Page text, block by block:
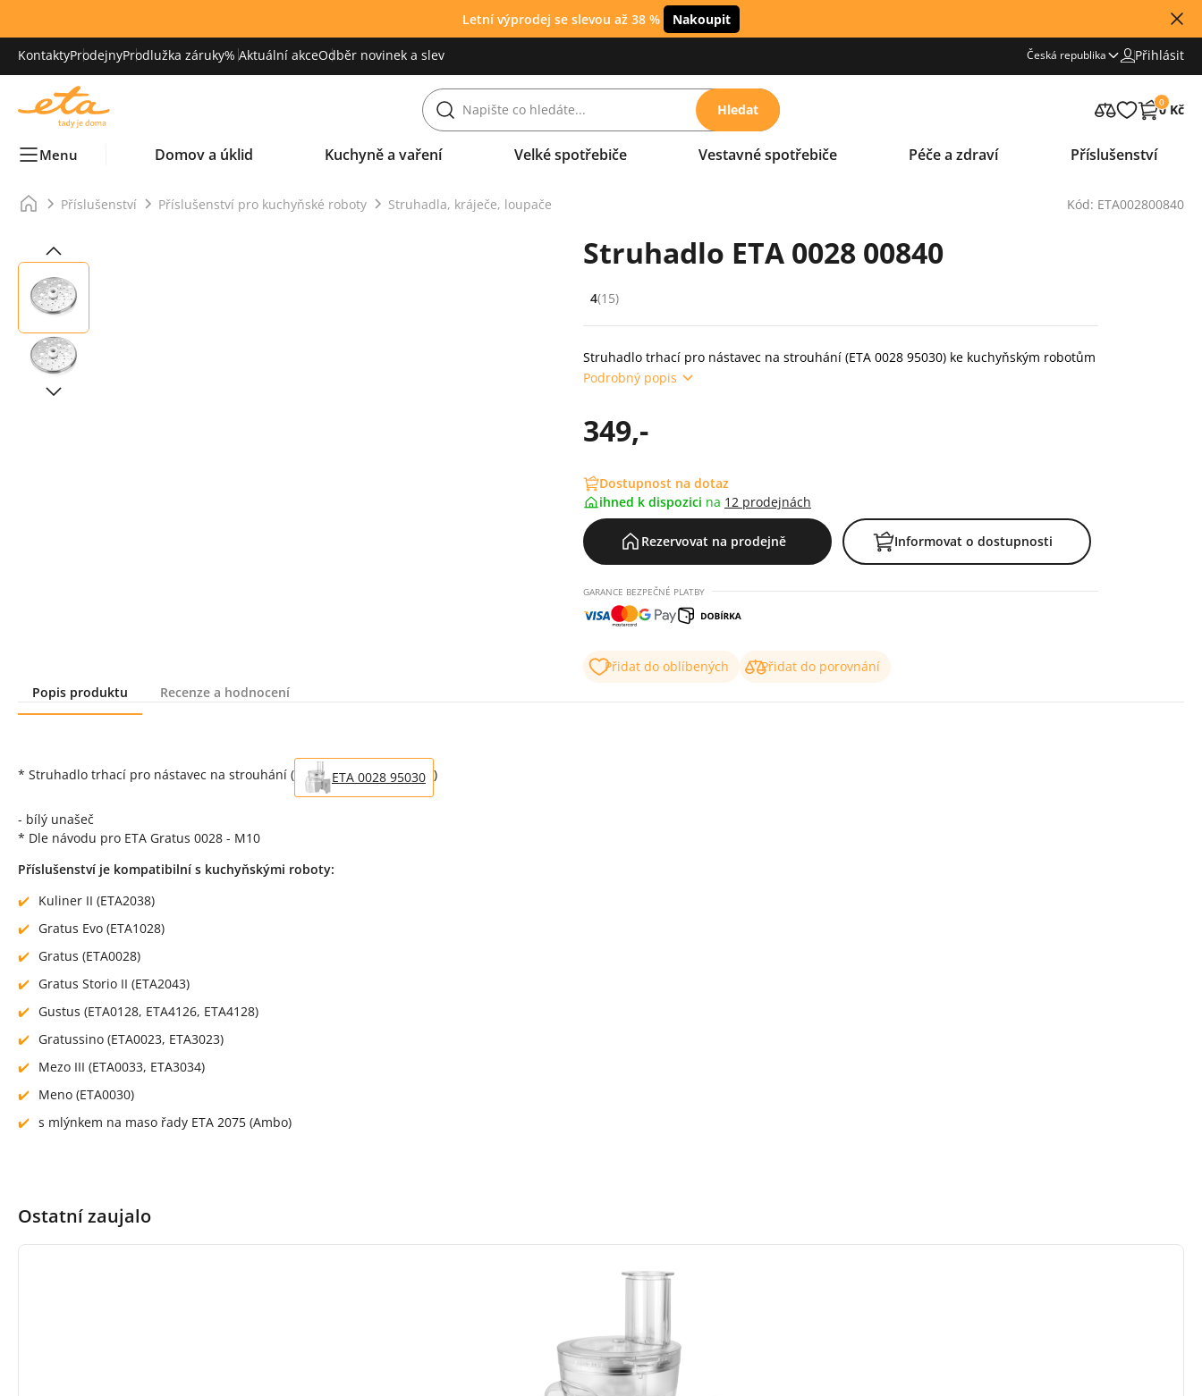
Letní výprodej se slevou až 38 % Nakoupit
KontaktyProdejnyProdlužka záruky% Aktuální akceOdběr novinek a slev Česká republika Přihlásit
Hledat 0
0 Kč
Menu Domov a úklid Kuchyně a vaření Velké spotřebiče Vestavné spotřebiče Péče a zdraví Příslušenství
Příslušenství Příslušenství pro kuchyňské roboty Struhadla, kráječe, loupače Kód: ETA002800840
Struhadlo ETA 0028 00840
Hodnocení: 4 z 5 (15 recenzí)
4(15)
Struhadlo trhací pro nástavec na strouhání (ETA 0028 95030) ke kuchyňským robotům
Podrobný popis
349,-
Dostupnost na dotaz
ihned k dispozici na 12 prodejnách
Rezervovat na prodejně Informovat o dostupnosti
GARANCE BEZPEČNÉ PLATBY
Přidat do oblíbených
Přidat do porovnání
Popis produktu
Recenze a hodnocení
* Struhadlo trhací pro nástavec na strouhání ( ETA 0028 95030 )
- bílý unašeč
* Dle návodu pro ETA Gratus 0028 - M10
Příslušenství je kompatibilní s kuchyňskými roboty:
Kuliner II (ETA2038)
Gratus Evo (ETA1028)
Gratus (ETA0028)
Gratus Storio II (ETA2043)
Gustus (ETA0128, ETA4126, ETA4128)
Gratussino (ETA0023, ETA3023)
Mezo III (ETA0033, ETA3034)
Meno (ETA0030)
s mlýnkem na maso řady ETA 2075 (Ambo)
Ostatní zaujalo